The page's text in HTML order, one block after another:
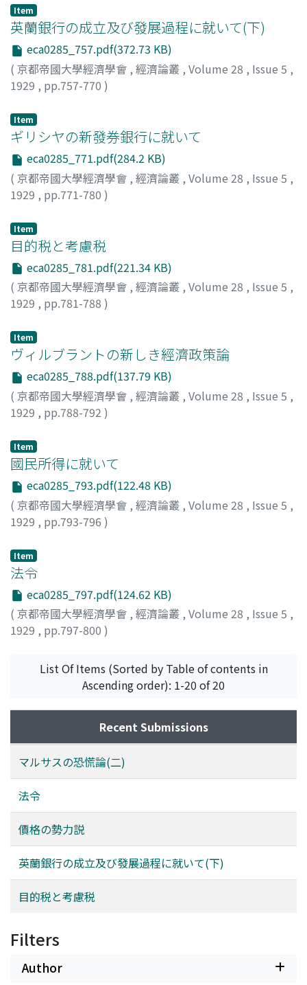
ウItem
英蘭銀行の成立及び發展過程に就いて(下)
eca0285_757.pdf(372.73 KB)
( 京都帝國大學經濟學會 , 經濟論叢 , Volume 28 , Issue 5 ,
1929 , pp.757-770 )
Item
ギリシヤの新發券銀行に就いて
eca0285_771.pdf(284.2 KB)
( 京都帝國大學經濟學會 , 經濟論叢 , Volume 28 , Issue 5 ,
1929 , pp.771-780 )
Item
目的税と考慮税
eca0285_781.pdf(221.34 KB)
( 京都帝國大學經濟學會 , 經濟論叢 , Volume 28 , Issue 5 ,
1929 , pp.781-788 )
Item
ヴィルブラントの新しき經濟政策論
eca0285_788.pdf(137.79 KB)
( 京都帝國大學經濟學會 , 經濟論叢 , Volume 28 , Issue 5 ,
1929 , pp.788-792 )
Item
國民所得に就いて
eca0285_793.pdf(122.48 KB)
( 京都帝國大學經濟學會 , 經濟論叢 , Volume 28 , Issue 5 ,
1929 , pp.793-796 )
Item
法令
eca0285_797.pdf(124.62 KB)
( 京都帝國大學經濟學會 , 經濟論叢 , Volume 28 , Issue 5 ,
1929 , pp.797-800 )
List Of Items (Sorted by Table of contents in
Ascending order): 1-20 of 20
Recent Submissions
マルサスの恐慌論(二)
法令
價格の勢力説
英蘭銀行の成立及び發展過程に就いて(下)
目的税と考慮税
Filters
Author